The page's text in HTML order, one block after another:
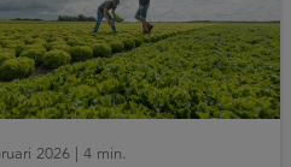
2026 | 4 min.